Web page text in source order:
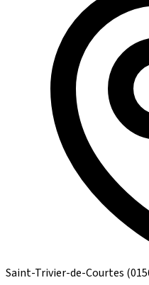
Saint-Trivier-de-Courtes